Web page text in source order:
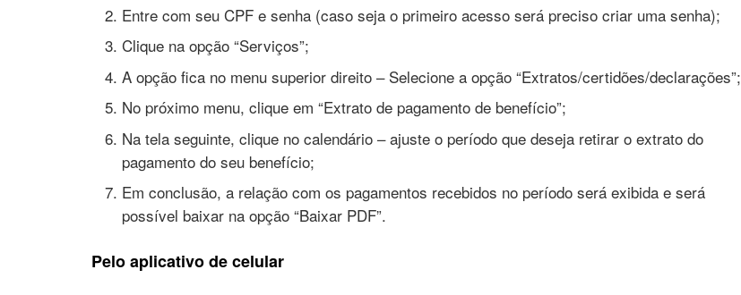
Entre com seu CPF e senha (caso seja o primeiro acesso será preciso criar uma senha);
Clique na opção “Serviços”;
A opção fica no menu superior direito – Selecione a opção “Extratos/certidões/declarações”;
No próximo menu, clique em “Extrato de pagamento de benefício”;
Na tela seguinte, clique no calendário – ajuste o período que deseja retirar o extrato do
pagamento do seu benefício;
Em conclusão, a relação com os pagamentos recebidos no período será exibida e será
possível baixar na opção “Baixar PDF”.
Pelo aplicativo de celular